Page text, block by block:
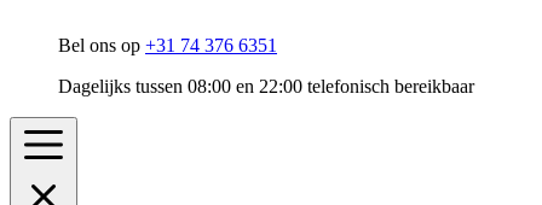
Bel ons op +31 74 376 6351
Dagelijks tussen 08:00 en 22:00 telefonisch bereikbaar